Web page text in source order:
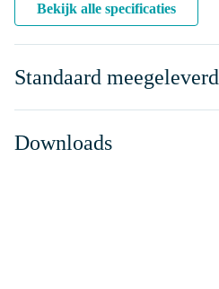
Bekijk alle specificaties
Standaard meegeleverd
Downloads